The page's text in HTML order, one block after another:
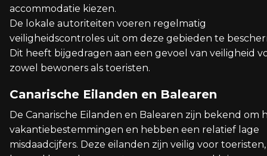
accommodatie kiezen.
De lokale autoriteiten voeren regelmatig
veiligheidscontroles uit om deze gebieden te
Dit heeft bijgedragen aan een gevoel van veiligheid
zowel bewoners als toeristen.
Canarische Eilanden en Balearen
De Canarische Eilanden en Balearen zijn bekend om
vakantiebestemmingen en hebben een relatief lage
misdaadcijfers. Deze eilanden zijn veilig voor toeristen,